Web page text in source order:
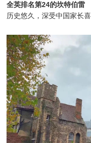
全英排名第24的坎特伯雷
历史悠久，深受中国家长